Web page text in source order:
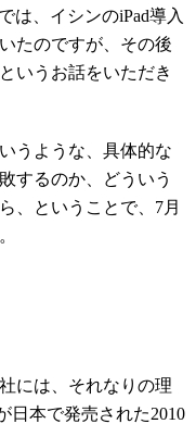
は、イシンのiPad導入
たのですが、その後
いうお話をいただき
うような、具体的な
するのか、どういう
、ということで、7月
には、それなりの理
日本で発売された2010